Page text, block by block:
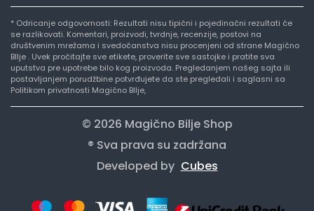
* Odricanje odgovornosti: Rezultati nisu tipični i pojedinačni rezultati će
se razlikovati. Komentari, proizvodi, tvrdnje, recenzije, postovi na
društvenim mrežama i svedočanstva nisu procenjeni od strane Magično
BIlje . Uvek pročitajte sve etikete, proverite sve sastojke i pratite sva
uputstva pre upotrebe bilo kog proizvoda. Pregledanjem našeg sajta ili
postavljanjem porudžbine potvrđujete da ste pregledali i saglasni sa
Politikom privatnosti Magično BIlje,
© 2026 Magično Bilje Shop
® Sva prava su zadržana
Developed by Cubes